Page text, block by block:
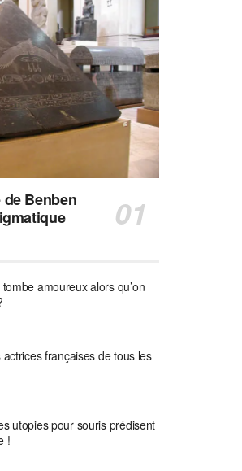
Benben
amoureux alors qu’on
actrices françaises de tous les
utopies pour souris prédisent
!